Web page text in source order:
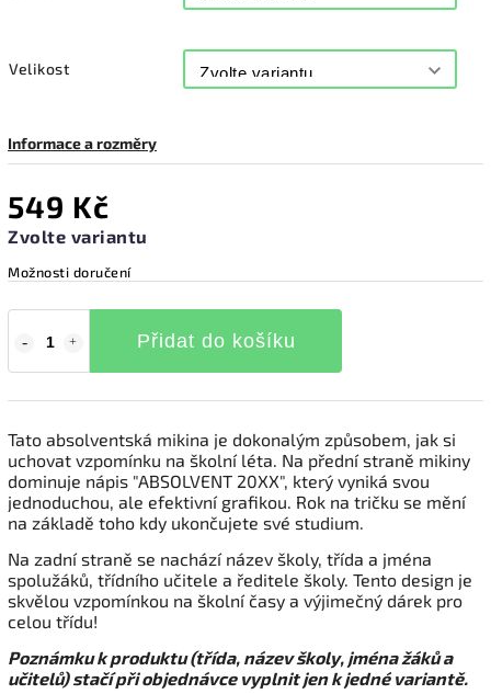
Velikost
Informace a rozměry
549 Kč
Zvolte variantu
Možnosti doručení
Přidat do košíku
Tato absolventská mikina je dokonalým způsobem, jak si
uchovat vzpomínku na školní léta. Na přední straně mikiny
dominuje nápis "ABSOLVENT 20XX", který vyniká svou
jednoduchou, ale efektivní grafikou. Rok na tričku se mění
na základě toho kdy ukončujete své studium.
Na zadní straně se nachází název školy, třída a jména
spolužáků, třídního učitele a ředitele školy. Tento design je
skvělou vzpomínkou na školní časy a výjimečný dárek pro
celou třídu!
Poznámku k produktu (třída, název školy, jména žáků a
učitelů) stačí při objednávce vyplnit jen k jedné variantě.